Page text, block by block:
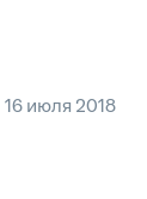
16 июля 2018